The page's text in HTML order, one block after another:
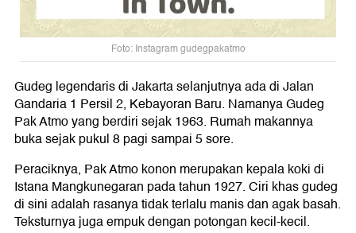
Foto: Instagram gudegpakatmo
Gudeg legendaris di Jakarta selanjutnya ada di Jalan
Gandaria 1 Persil 2, Kebayoran Baru. Namanya Gudeg
Pak Atmo yang berdiri sejak 1963. Rumah makannya
buka sejak pukul 8 pagi sampai 5 sore.
Peraciknya, Pak Atmo konon merupakan kepala koki di
Istana Mangkunegaran pada tahun 1927. Ciri khas gudeg
di sini adalah rasanya tidak terlalu manis dan agak basah.
Teksturnya juga empuk dengan potongan kecil-kecil.